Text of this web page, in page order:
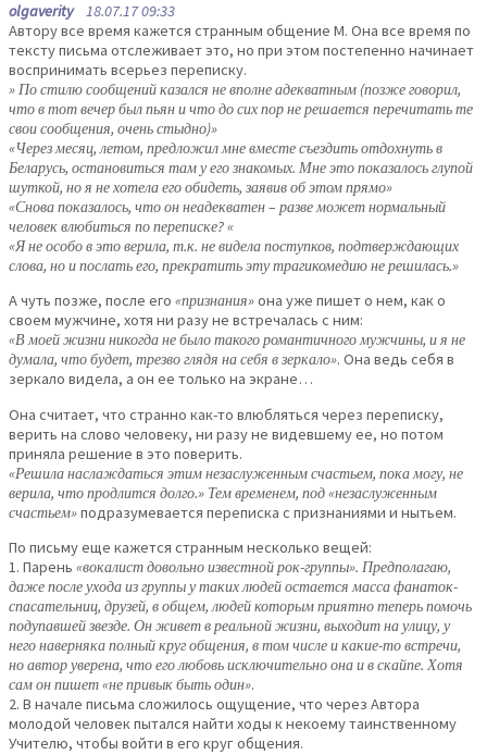
olgaverity18.07.17 09:33
Автору все время кажется странным общение М. Она все время по
тексту письма отслеживает это, но при этом постепенно начинает
воспринимать всерьез переписку.
» По стилю сообщений казался не вполне адекватным (позже говорил,
что в тот вечер был пьян и что до сих пор не решается перечитать те
свои сообщения, очень стыдно)»
«Через месяц, летом, предложил мне вместе съездить отдохнуть в
Беларусь, остановиться там у его знакомых. Мне это показалось глупой
шуткой, но я не хотела его обидеть, заявив об этом прямо»
«Снова показалось, что он неадекватен – разве может нормальный
человек влюбиться по переписке? «
«Я не особо в это верила, т.к. не видела поступков, подтверждающих
слова, но и послать его, прекратить эту трагикомедию не решилась.»
А чуть позже, после его «признания»она уже пишет о нем, как о
своем мужчине, хотя ни разу не встречалась с ним:
«В моей жизни никогда не было такого романтичного мужчины, и я не
думала, что будет, трезво глядя на себя в зеркало». Она ведь себя в
зеркало видела, а он ее только на экране…
Она считает, что странно как-то влюбляться через переписку,
верить на слово человеку, ни разу не видевшему ее, но потом
приняла решение в это поверить.
«Решила наслаждаться этим незаслуженным счастьем, пока могу, не
верила, что продлится долго.» Тем временем, под «незаслуженным
счастьем»подразумевается переписка с признаниями и нытьем.
По письму еще кажется странным несколько вещей:
1. Парень «вокалист довольно известной рок-группы». Предполагаю,
даже после ухода из группы у таких людей остается масса фанаток-
спасательниц, друзей, в общем, людей которым приятно теперь помочь
подупавшей звезде. Он живет в реальной жизни, выходит на улицу, у
него наверняка полный круг общения, в том числе и какие-то встречи,
но автор уверена, что его любовь исключительно она и в скайпе. Хотя
сам он пишет «не привык быть один».
2. В начале письма сложилось ощущение, что через Автора
молодой человек пытался найти ходы к некоему таинственному
Учителю, чтобы войти в его круг общения.